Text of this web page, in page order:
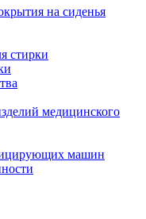
на сиденья
стирки
медицинского
машин